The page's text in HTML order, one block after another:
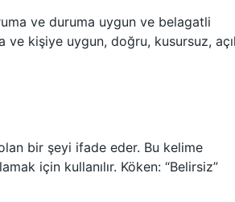
ve duruma uygun ve belagatli
ve kişiye uygun, doğru, kusursuz,
bir şeyi ifade eder. Bu kelime
için kullanılır. Köken: “Belirsiz”